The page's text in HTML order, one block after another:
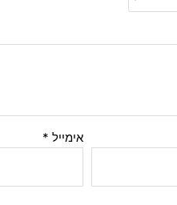
אימייל *